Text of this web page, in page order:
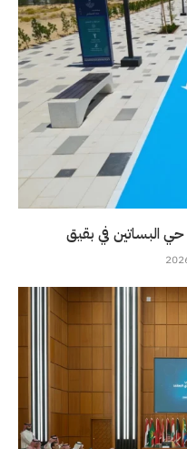
البساتين في بقيق